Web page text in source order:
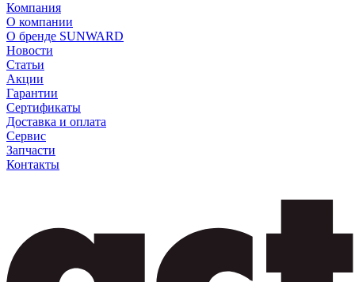
Компания
О компании
О бренде SUNWARD
Новости
Статьи
Акции
Гарантии
Сертификаты
Доставка и оплата
Сервис
Запчасти
Контакты